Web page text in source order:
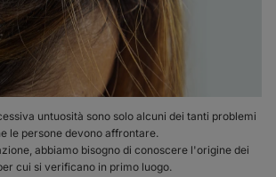
untuosità sono solo alcuni dei tanti problemi
le persone devono affrontare.
abbiamo bisogno di conoscere l'origine dei
cui si verificano in primo luogo.